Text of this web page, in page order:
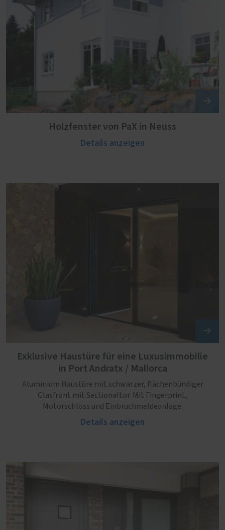
Holzfenster von PaX in Neuss
Details anzeigen
Exklusive Haustüre für eine Luxusimmobilie
in Port Andratx / Mallorca
Aluminium Haustüre mit schwarzer, flächenbündiger
Glasfront mit Sectionaltor. Mit Fingerprint,
Motorschloss und Einbruchmeldeanlage.
Details anzeigen